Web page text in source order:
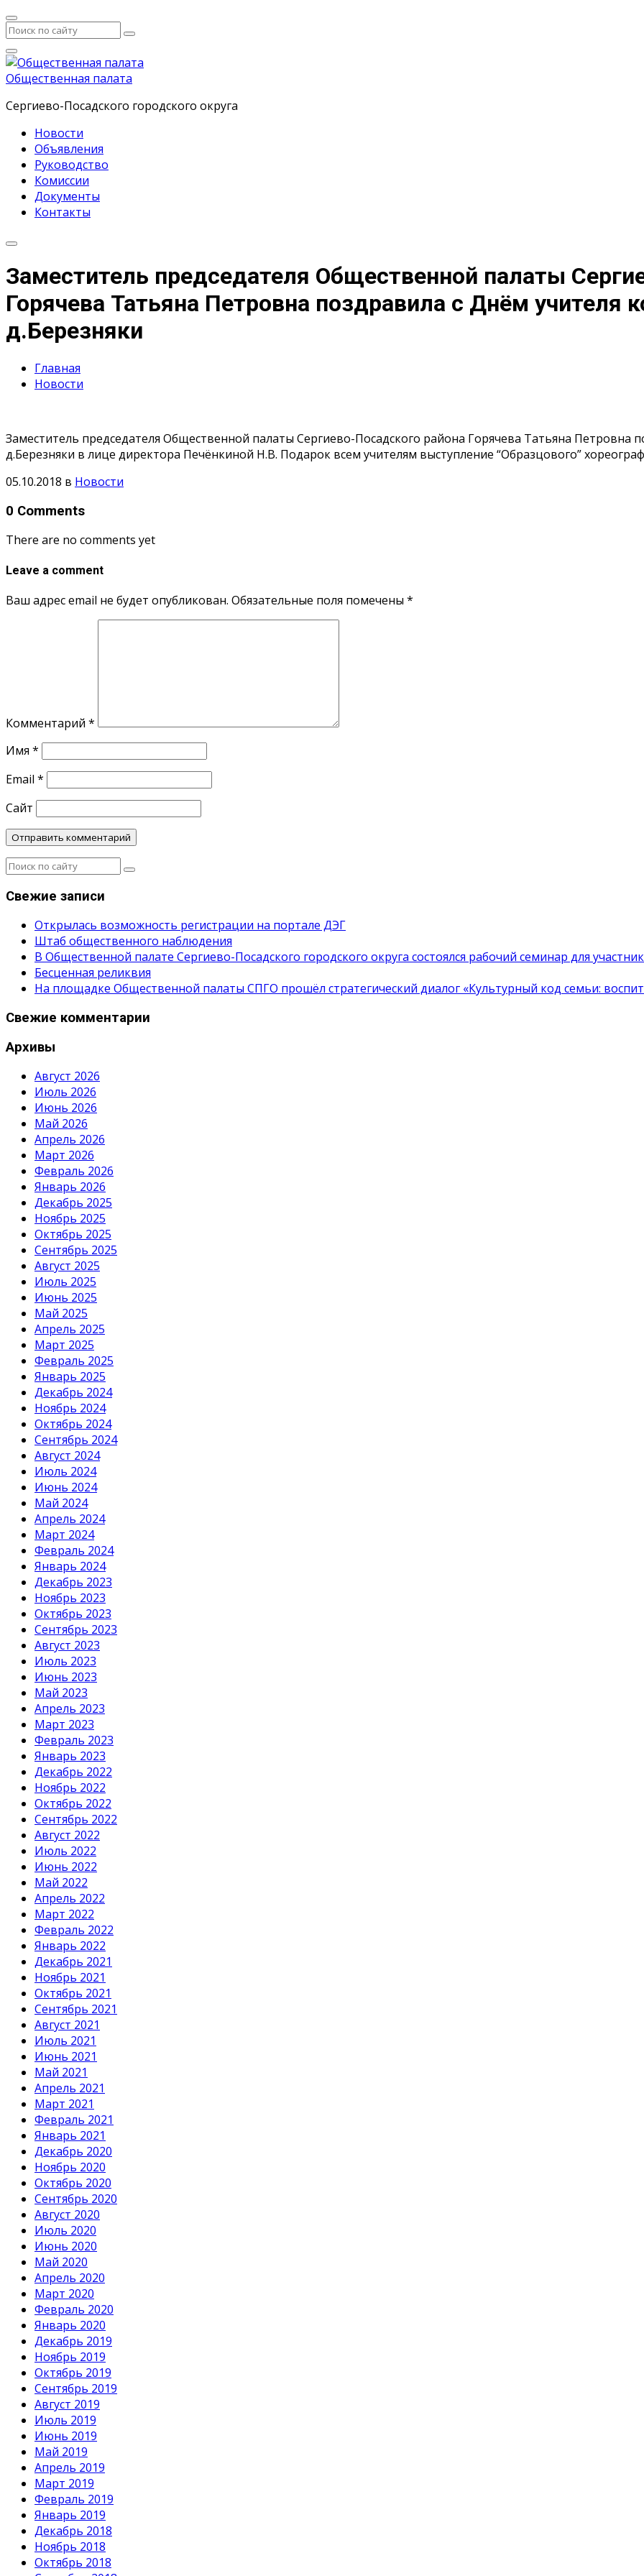
Общественная палата
Сергиево-Посадского городского округа
Новости
Объявления
Руководство
Комиссии
Документы
Контакты
Заместитель председателя Общественной палаты
Горячева Татьяна Петровна поздравила с Днём
д.Березняки
Главная
Новости
Заместитель председателя Общественной палаты Сергиево-Посадского района Горячева Татьяна Петровна
д.Березняки в лице директора Печёнкиной Н.В. Подарок всем учителям выступление “Образцового”
05.10.2018 в Новости
0 Comments
There are no comments yet
Leave a comment
Ваш адрес email не будет опубликован. Обязательные поля помечены *
Комментарий *
Имя *
Email *
Сайт
Свежие записи
Открылась возможность регистрации на портале ДЭГ
Штаб общественного наблюдения
В Общественной палате Сергиево-Посадского городского округа состоялся рабочий семинар для
Бесценная реликвия
На площадке Общественной палаты СПГО прошёл стратегический диалог «Культурный код семьи:
Свежие комментарии
Архивы
Август 2026
Июль 2026
Июнь 2026
Май 2026
Апрель 2026
Март 2026
Февраль 2026
Январь 2026
Декабрь 2025
Ноябрь 2025
Октябрь 2025
Сентябрь 2025
Август 2025
Июль 2025
Июнь 2025
Май 2025
Апрель 2025
Март 2025
Февраль 2025
Январь 2025
Декабрь 2024
Ноябрь 2024
Октябрь 2024
Сентябрь 2024
Август 2024
Июль 2024
Июнь 2024
Май 2024
Апрель 2024
Март 2024
Февраль 2024
Январь 2024
Декабрь 2023
Ноябрь 2023
Октябрь 2023
Сентябрь 2023
Август 2023
Июль 2023
Июнь 2023
Май 2023
Апрель 2023
Март 2023
Февраль 2023
Январь 2023
Декабрь 2022
Ноябрь 2022
Октябрь 2022
Сентябрь 2022
Август 2022
Июль 2022
Июнь 2022
Май 2022
Апрель 2022
Март 2022
Февраль 2022
Январь 2022
Декабрь 2021
Ноябрь 2021
Октябрь 2021
Сентябрь 2021
Август 2021
Июль 2021
Июнь 2021
Май 2021
Апрель 2021
Март 2021
Февраль 2021
Январь 2021
Декабрь 2020
Ноябрь 2020
Октябрь 2020
Сентябрь 2020
Август 2020
Июль 2020
Июнь 2020
Май 2020
Апрель 2020
Март 2020
Февраль 2020
Январь 2020
Декабрь 2019
Ноябрь 2019
Октябрь 2019
Сентябрь 2019
Август 2019
Июль 2019
Июнь 2019
Май 2019
Апрель 2019
Март 2019
Февраль 2019
Январь 2019
Декабрь 2018
Ноябрь 2018
Октябрь 2018